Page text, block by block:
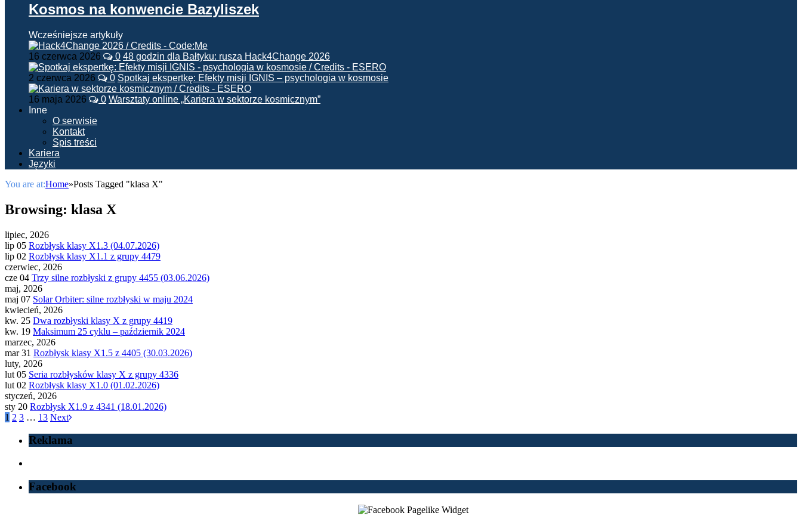
Kosmos na konwencie Bazyliszek
Wcześniejsze artykuły
16 czerwca 2026 0 48 godzin dla Bałtyku: rusza Hack4Change 2026
2 czerwca 2026 0 Spotkaj ekspertkę: Efekty misji IGNIS – psychologia w kosmosie
16 maja 2026 0 Warsztaty online „Kariera w sektorze kosmicznym”
Inne
O serwisie
Kontakt
Spis treści
Kariera
Języki
You are at:Home»Posts Tagged "klasa X"
Browsing: klasa X
lipiec, 2026
lip 05 Rozbłysk klasy X1.3 (04.07.2026)
lip 02 Rozbłysk klasy X1.1 z grupy 4479
czerwiec, 2026
cze 04 Trzy silne rozbłyski z grupy 4455 (03.06.2026)
maj, 2026
maj 07 Solar Orbiter: silne rozbłyski w maju 2024
kwiecień, 2026
kw. 25 Dwa rozbłyski klasy X z grupy 4419
kw. 19 Maksimum 25 cyklu – październik 2024
marzec, 2026
mar 31 Rozbłysk klasy X1.5 z 4405 (30.03.2026)
luty, 2026
lut 05 Seria rozbłysków klasy X z grupy 4336
lut 02 Rozbłysk klasy X1.0 (01.02.2026)
styczeń, 2026
sty 20 Rozbłysk X1.9 z 4341 (18.01.2026)
1 2 3 … 13 Next
Reklama
Facebook